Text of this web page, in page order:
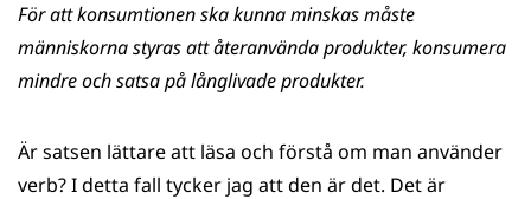
För att konsumtionen ska kunna minskas måste
människorna styras att återanvända produkter, konsumera
mindre och satsa på långlivade produkter.
Är satsen lättare att läsa och förstå om man använder
verb? I detta fall tycker jag att den är det. Det är